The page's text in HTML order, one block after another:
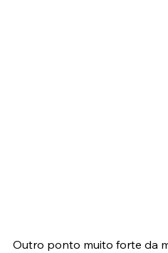
Outro ponto muito forte da